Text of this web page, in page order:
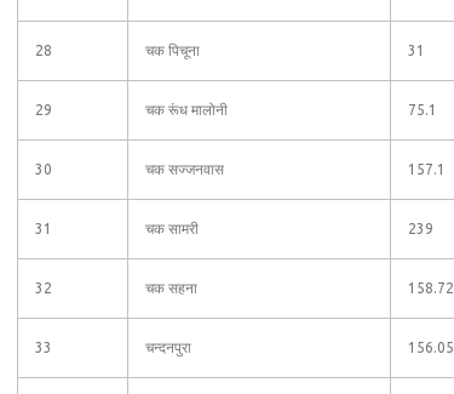
28 चक पिचूना 31
29 चक रूंध मालोनी 75.1
30 चक सज्जनवास 157.1
31 चक सामरी 239
32 चक सहना 158.72
33 चन्दनपुरा 156.05